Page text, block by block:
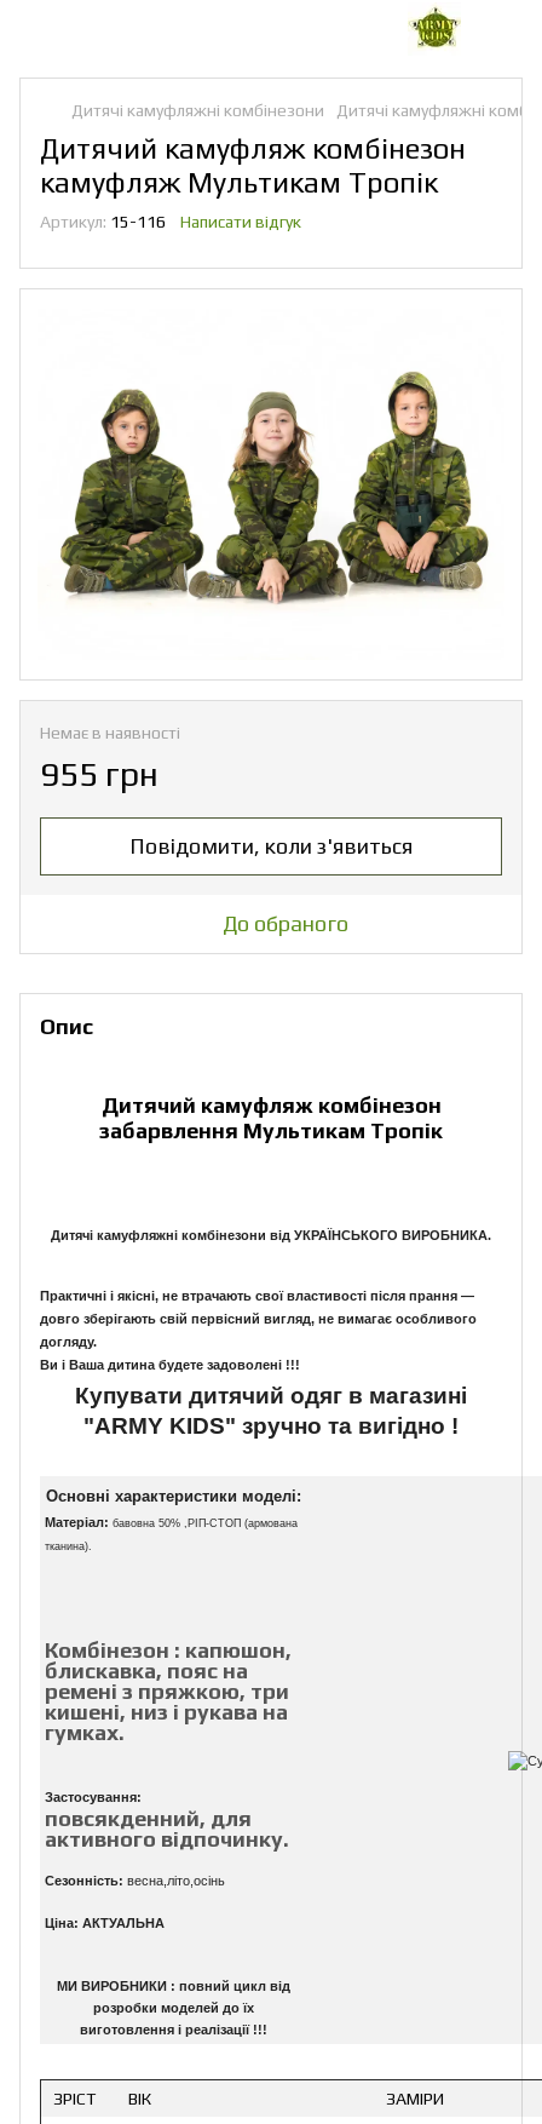
Дитячі камуфляжні комбінезони Дитячі камуфляжні
Дитячий камуфляж комбінезон
камуфляж Мультикам Тропік
Артикул: 15-116 Написати відгук
Немає в наявності
955 грн
Повідомити, коли з'явиться
До обраного
Опис
Дитячий камуфляж комбінезон
забарвлення Мультикам Тропік
Дитячі камуфляжні комбінезони від УКРАЇНСЬКОГО ВИРОБНИКА.
Практичні і якісні, не втрачають свої властивості після прання ―
довго зберігають свій первісний вигляд, не вимагає особливого
догляду.
Ви і Ваша дитина будете задоволені !!!
Купувати дитячий одяг в магазині
"ARMY KIDS" зручно та вигідно !
Основні характеристики моделі:
Матеріал: бавовна 50% ,РІП-СТОП (армована
тканина).
Комбінезон : капюшон,
блискавка, пояс на
ремені з пряжкою, три
кишені, низ і рукава на
гумках.
Застосування:
повсякденний, для
активного відпочинку.
Сезонність: весна,літо,осінь
Ціна: АКТУАЛЬНА
МИ ВИРОБНИКИ : повний цикл від
розробки моделей до їх
виготовлення і реалізації !!!
ЗРІСТ ВІК
ЗАМІРИ